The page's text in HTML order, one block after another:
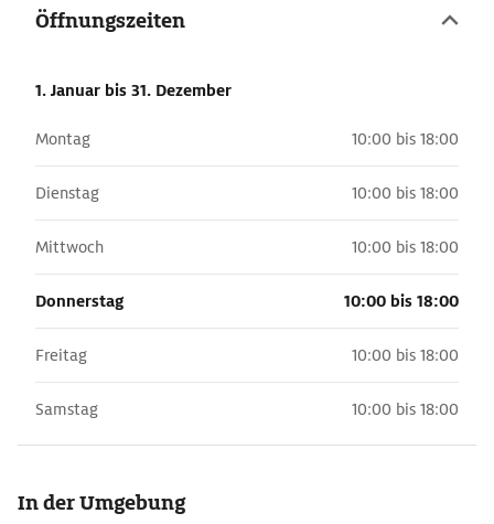
Öffnungszeiten
1. Januar bis 31. Dezember
Montag 10:00 bis 18:00
Dienstag 10:00 bis 18:00
Mittwoch 10:00 bis 18:00
Donnerstag 10:00 bis 18:00
Freitag 10:00 bis 18:00
Samstag 10:00 bis 18:00
In der Umgebung